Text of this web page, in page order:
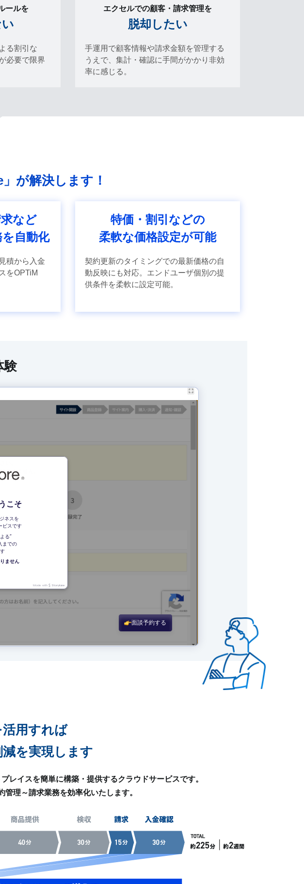
ールを
る割引な
必要で限界
エクセルでの顧客・請求管理を
脱却したい
手運用で顧客情報や請求金額を管理する
うえで、集計・確認に手間がかかり非効
率に感じる。
が解決します！
など
自動化
積から入金
をOPTiM
特価・割引などの
柔軟な価格設定が可能
契約更新のタイミングでの最新価格の自
動反映にも対応。エンドユーザ個別の提
供条件を柔軟に設定可能。
験
活用すれば
を実現します
レイスを簡単に構築・提供するクラウドサービスです。
理～請求業務を効率化いたします。